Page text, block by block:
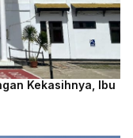
Kekasihnya, Ibu